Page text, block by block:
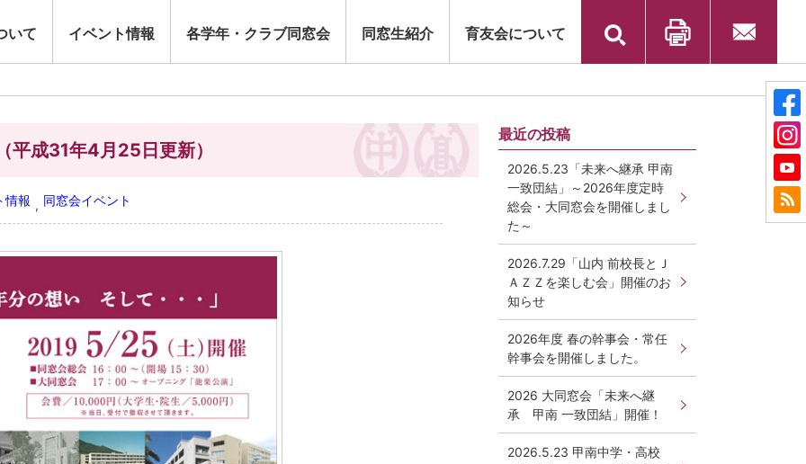
いて イベント情報 各学年・クラブ同窓会 同窓生紹介 育友会について
検
わせ
平成31年4月25日更新）
情報 , 同窓会イベント
最近の投稿
2026.5.23「未来へ継承 甲南
一致団結」～2026年度定時
総会・大同窓会を開催しまし
た～
2026.7.29「山内 前校長とＪ
ＡＺＺを楽しむ会」開催のお
知らせ
2026年度 春の幹事会・常任
幹事会を開催しました。
2026 大同窓会「未来へ継
承 甲南 一致団結」開催！
2026.5.23 甲南中学・高校